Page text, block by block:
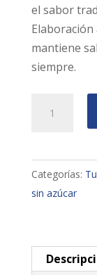
el sabor
mantiene
siempre.
sin
azúcar
cantidad
Categorías:
sin azúcar